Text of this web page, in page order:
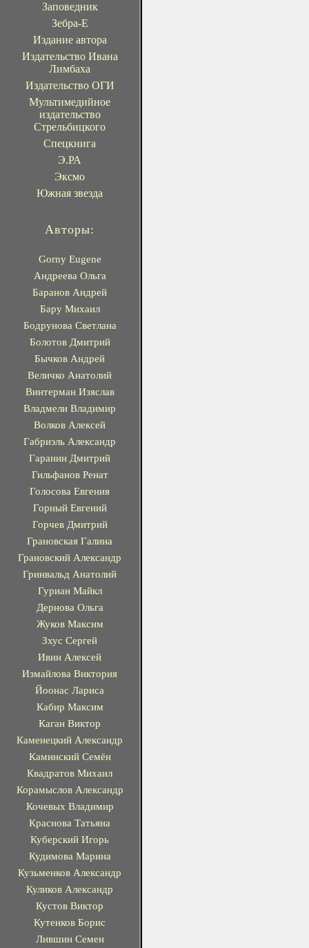
Заповедник
Зебра-Е
Издание автора
Издательство Ивана
Лимбаха
Издательство ОГИ
Мультимедийное
издательство
Стрельбицкого
Спецкнига
Э.РА
Эксмо
Южная звезда
Авторы:
Gorny Eugene
Андреева Ольга
Баранов Андрей
Бару Михаил
Бодрунова Светлана
Болотов Дмитрий
Бычков Андрей
Величко Анатолий
Винтерман Изяслав
Владмели Владимир
Волков Алексей
Габриэль Александр
Гаранин Дмитрий
Гильфанов Ренат
Голосова Евгения
Горный Евгений
Горчев Дмитрий
Грановская Галина
Грановский Александр
Гринвальд Анатолий
Гуриан Майкл
Дернова Ольга
Жуков Максим
Зхус Сергей
Ивин Алексей
Измайлова Виктория
Йоонас Лариса
Кабир Максим
Каган Виктор
Каменецкий Александр
Каминский Семён
Квадратов Михаил
Корамыслов Александр
Кочевых Владимир
Краснова Татьяна
Куберский Игорь
Кудимова Марина
Кузьменков Александр
Куликов Александр
Кустов Виктор
Кутенков Борис
Лившин Семен